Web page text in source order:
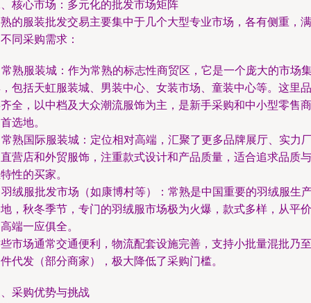
核心市场：多元化的批发市场矩阵
的服装批发交易主要集中于几个大型专业市场，各有侧重，满
同采购需求：
熟服装城：作为常熟的标志性商贸区，它是一个庞大的市场
包括天虹服装城、男装中心、女装市场、童装中心等。这里品
全，以中档及大众潮流服饰为主，是新手采购和中小型零售商
选地。
熟国际服装城：定位相对高端，汇聚了更多品牌展厅、实力
营店和外贸服饰，注重款式设计和产品质量，适合追求品质与
性的买家。
绒服批发市场（如康博村等）：常熟是中国重要的羽绒服生
，秋冬季节，专门的羽绒服市场极为火爆，款式多样，从平价
端一应俱全。
市场通常交通便利，物流配套设施完善，支持小批量混批乃至
代发（部分商家），极大降低了采购门槛。
采购优势与挑战